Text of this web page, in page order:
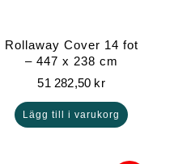
Rollaway Cover 14 fot
– 447 x 238 cm
51 282,50 kr
Lägg till i varukorg